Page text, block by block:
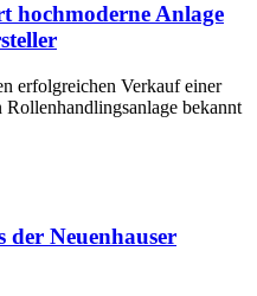
hochmoderne Anlage
erfolgreichen Verkauf einer
bekannt
der Neuenhauser